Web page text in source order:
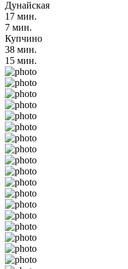
Дунайская
17 мин.
7 мин.
Купчино
38 мин.
15 мин.